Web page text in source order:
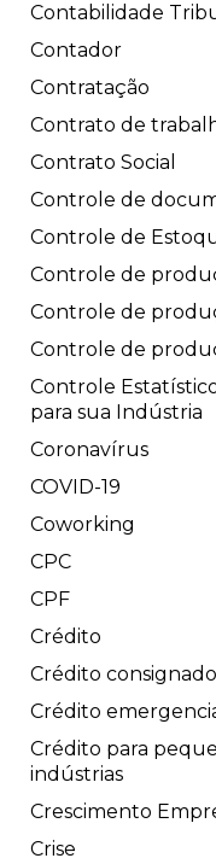
Contabilidade
Contador
Contratação
Contrato de
Contrato Social
Controle de
Controle de
Controle de
Controle de
Controle de
Controle
para sua Indústria
Coronavírus
COVID-19
Coworking
CPC
CPF
Crédito
Crédito consignado
Crédito
Crédito para
indústrias
Crescimento
Crise